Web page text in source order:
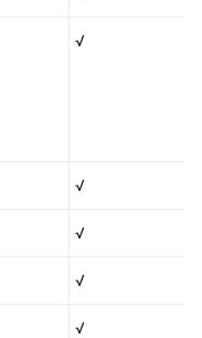
√
√
√
√
√